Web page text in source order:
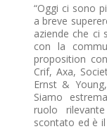
“Oggi ci sono
a breve
aziende che ci
con la
proposition
Crif, Axa,
Ernst &
Siamo
ruolo
scontato ed è